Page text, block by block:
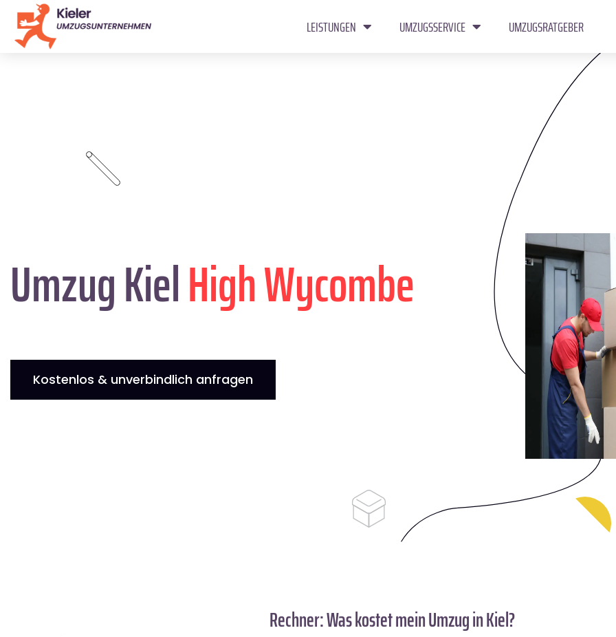
LEISTUNGEN UMZUGSSERVICE UMZUGSRATGEBER
Umzug KielHigh Wycombe
Kostenlos & unverbindlich anfragen
Rechner: Was kostet mein Umzug in Kiel?